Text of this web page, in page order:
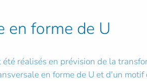
en forme de U
réalisés en prévision de la
en forme de U et d'un